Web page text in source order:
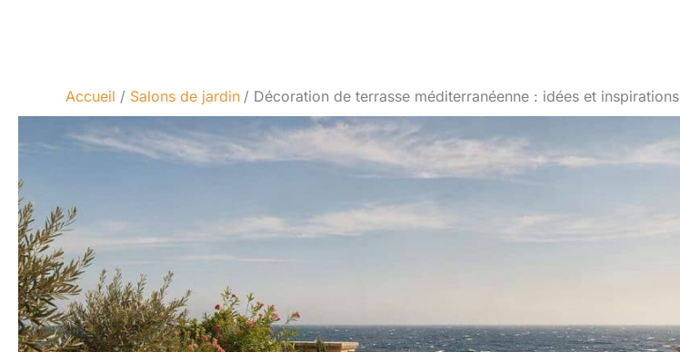
Accueil Salons de jardin Décoration de terrasse méditerranéenne : idées et inspirations